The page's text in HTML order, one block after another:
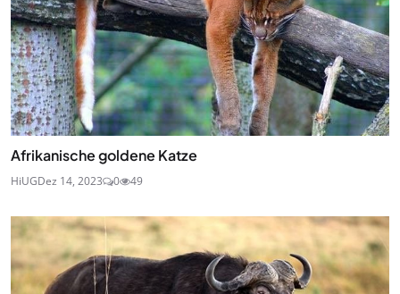
Afrikanische goldene Katze
HiUGDez 14, 2023 0 49